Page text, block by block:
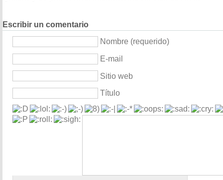
Escribir un comentario
Nombre (requerido)
E-mail
Sitio web
Título